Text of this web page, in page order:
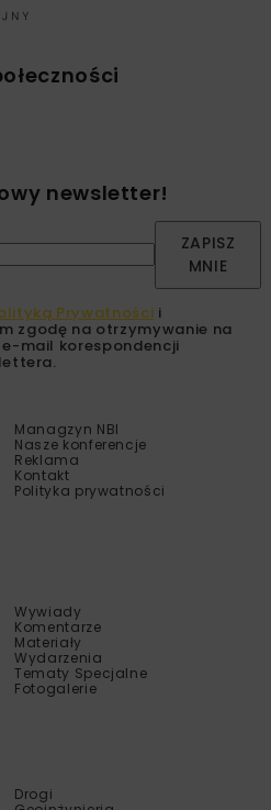
newsletter!
ZAPISZ
MNIE
Prywatności i
zgodę na otrzymywanie na
mail korespondencji
Managzyn NBI
Nasze konferencje
Reklama
Kontakt
Polityka prywatności
Wywiady
Komentarze
Materiały
Wydarzenia
Tematy Specjalne
Fotogalerie
Drogi